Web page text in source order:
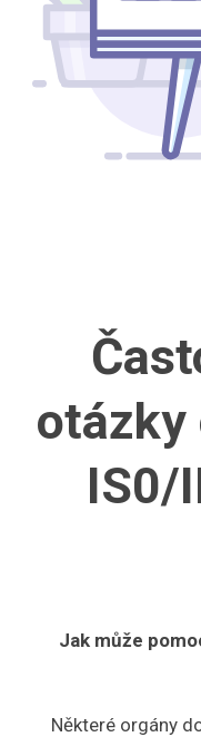
otázky
IS0/
Jak může
Některé orgány